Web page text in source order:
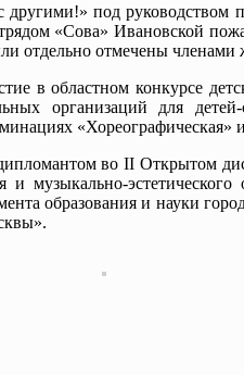
под руководством
«Сова» Ивановской
отдельно отмечены членами
областном конкурсе
организаций для
«Хореографическая»
во II Открытом
музыкально-эстетического
образования и науки